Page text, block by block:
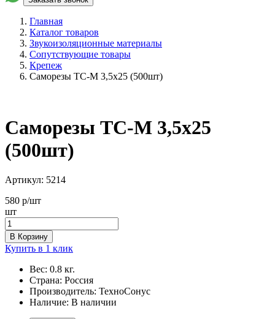
Главная
Каталог товаров
Звукоизоляционные материалы
Сопутствующие товары
Крепеж
Саморезы ТС-М 3,5х25 (500шт)
Саморезы ТС-М 3,5х25
(500шт)
Артикул: 5214
580 р/шт
шт
В Корзину
Купить в 1 клик
Вес: 0.8 кг.
Страна: Россия
Производитель: ТехноСонус
Наличие: В наличии